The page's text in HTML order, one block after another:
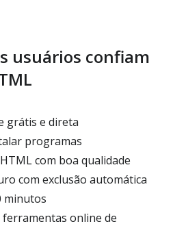
usuários confiam
grátis e direta
programas
com boa qualidade
com exclusão automática
minutos
ferramentas online de